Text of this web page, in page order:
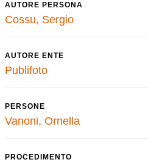
AUTORE PERSONA
Cossu, Sergio
AUTORE ENTE
Publifoto
PERSONE
Vanoni, Ornella
PROCEDIMENTO